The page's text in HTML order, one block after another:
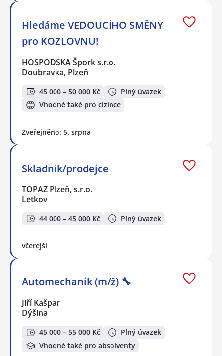
Hledáme VEDOUCÍHO SMĚNY
pro KOZLOVNU!
HOSPODSKA Špork s.r.o.
Doubravka, Plzeň
45 000 – 50 000 Kč
Plný úvazek
Vhodné také pro cizince
Zveřejněno: 5. srpna
Skladník/prodejce
TOPAZ Plzeň, s.r.o.
Letkov
44 000 – 45 000 Kč Plný úvazek
včerejší
Automechanik (m/ž) 🔧
Jiří Kašpar
Dýšina
45 000 – 55 000 Kč
Plný úvazek
Vhodné také pro absolventy